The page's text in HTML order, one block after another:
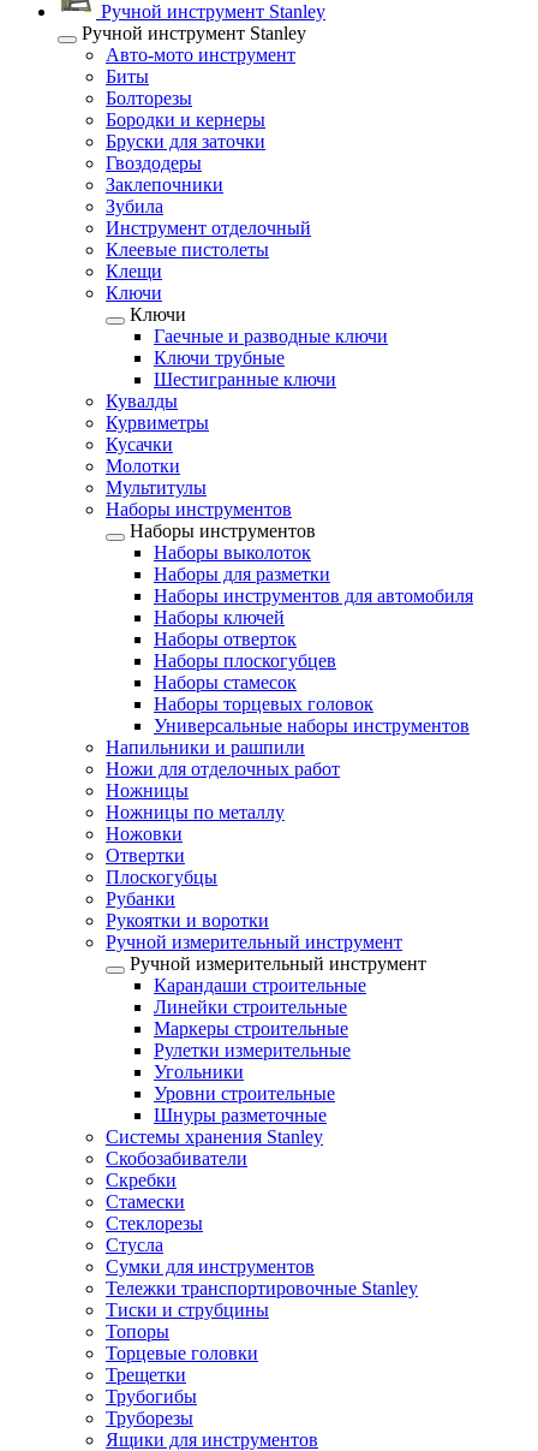
Ручной инструмент Stanley
Ручной инструмент Stanley
Авто-мото инструмент
Биты
Болторезы
Бородки и кернеры
Бруски для заточки
Гвоздодеры
Заклепочники
Зубила
Инструмент отделочный
Клеевые пистолеты
Клещи
Ключи
Ключи
Гаечные и разводные ключи
Ключи трубные
Шестигранные ключи
Кувалды
Курвиметры
Кусачки
Молотки
Мультитулы
Наборы инструментов
Наборы инструментов
Наборы выколоток
Наборы для разметки
Наборы инструментов для автомобиля
Наборы ключей
Наборы отверток
Наборы плоскогубцев
Наборы стамесок
Наборы торцевых головок
Универсальные наборы инструментов
Напильники и рашпили
Ножи для отделочных работ
Ножницы
Ножницы по металлу
Ножовки
Отвертки
Плоскогубцы
Рубанки
Рукоятки и воротки
Ручной измерительный инструмент
Ручной измерительный инструмент
Карандаши строительные
Линейки строительные
Маркеры строительные
Рулетки измерительные
Угольники
Уровни строительные
Шнуры разметочные
Системы хранения Stanley
Скобозабиватели
Скребки
Стамески
Стеклорезы
Стусла
Сумки для инструментов
Тележки транспортировочные Stanley
Тиски и струбцины
Топоры
Торцевые головки
Трещетки
Трубогибы
Труборезы
Ящики для инструментов